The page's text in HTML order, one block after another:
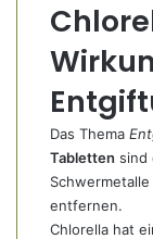
Das Thema
Tabletten sind
entfernen.
Chlorella hat